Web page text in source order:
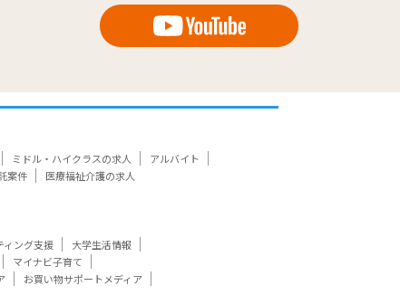
ミドル・ハイクラスの求人
アルバイト
案件 医療福祉介護の求人
ィング支援
大学生活情報
マイナビ子育て
お買い物サポートメディア